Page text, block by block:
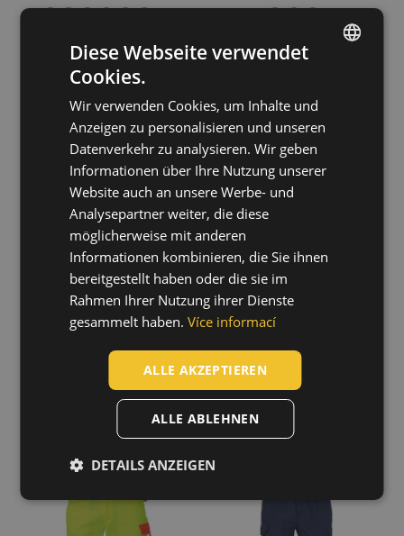
+2
EMERTON PLUS
shorts
03100029
KNOXFIELD 275
shorts
03100022
LATTON shorts
03100023
FF JOHAN shorts
03570016
CZECH
SLOVAK
ROMANIAN
GERMAN
SPANISH
FRENCH
Diese Webseite verwendet
Cookies.
Wir verwenden Cookies, um Inhalte und
Anzeigen zu personalisieren und unseren
Datenverkehr zu analysieren. Wir geben
Informationen über Ihre Nutzung unserer
Website auch an unsere Werbe- und
Analysepartner weiter, die diese
möglicherweise mit anderen
Informationen kombinieren, die Sie ihnen
bereitgestellt haben oder die sie im
Rahmen Ihrer Nutzung ihrer Dienste
gesammelt haben. Více informací
ALLE AKZEPTIEREN
ALLE ABLEHNEN
DETAILS ANZEIGEN